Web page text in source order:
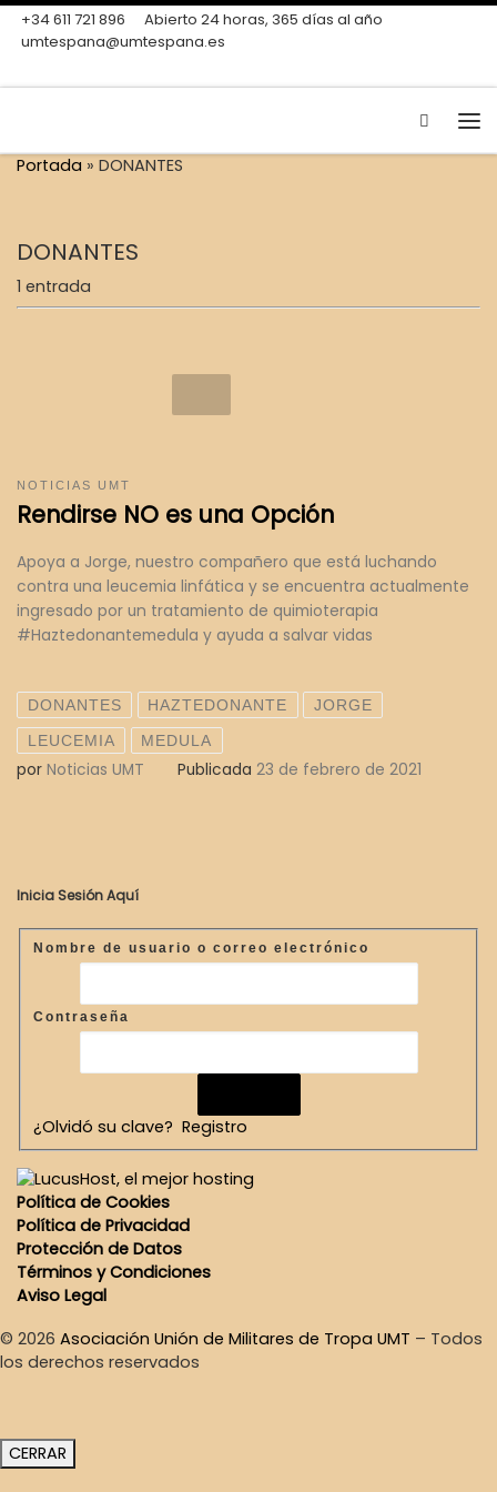
Skip to content
+34 611 721 896
Abierto 24 horas, 365 días al año
umtespana@umtespana.es
Search
Portada » DONANTES
DONANTES
1 entrada
NOTICIAS UMT
Rendirse NO es una Opción
Apoya a Jorge, nuestro compañero que está luchando
contra una leucemia linfática y se encuentra actualmente
ingresado por un tratamiento de quimioterapia
#Haztedonantemedula y ayuda a salvar vidas
DONANTES HAZTEDONANTE JORGE
LEUCEMIA MEDULA
por Noticias UMT Publicada 23 de febrero de 2021
Inicia Sesión Aquí
Nombre de usuario o correo electrónico
Contraseña
¿Olvidó su clave? Registro
Política de Cookies
Política de Privacidad
Protección de Datos
Términos y Condiciones
Aviso Legal
© 2026 Asociación Unión de Militares de Tropa UMT – Todos
los derechos reservados
CERRAR